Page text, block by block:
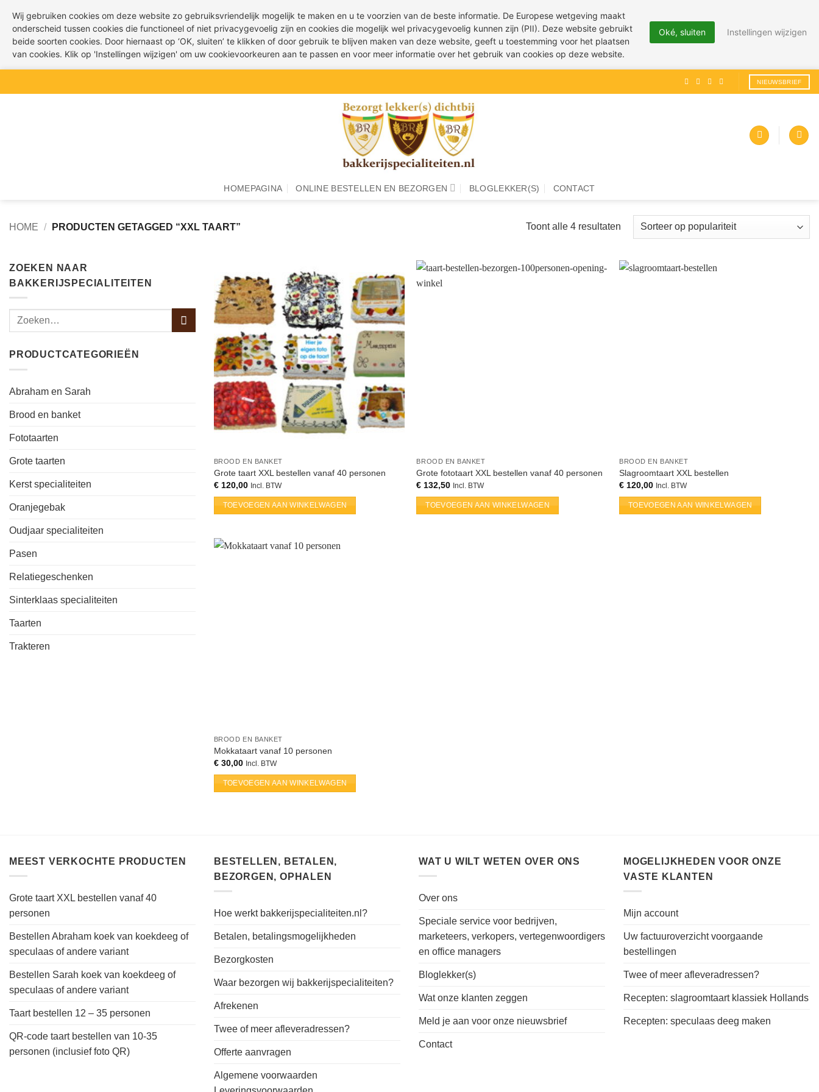
naar
NIEUWSBRIEF
HOMEPAGINA ONLINE BESTELLEN EN BEZORGEN BLOGLEKKER(S) CONTACT
HOME / PRODUCTEN GETAGGED “XXL TAART” Toont alle 4 resultatenGesorteerd
ZOEKEN NAAR
BAKKERIJSPECIALITEITEN
PRODUCTCATEGORIEËN
Abraham en Sarah
Brood en banket
Fototaarten
Grote taarten
Kerst specialiteiten
Oranjegebak
Oudjaar specialiteiten
Pasen
Relatiegeschenken
Sinterklaas specialiteiten
Taarten
Trakteren
BROOD EN BANKET
Grote taart XXL bestellen vanaf 40 personen
€120,00 Incl. BTW
TOEVOEGEN AAN WINKELWAGEN
BROOD EN BANKET
Grote fototaart XXL bestellen vanaf 40 personen
€ 132,50 Incl. BTW
TOEVOEGEN AAN WINKELWAGEN
BROOD EN BANKET
Slagroomtaart XXL bestellen
€ 120,00 Incl. BTW
TOEVOEGEN AAN WINKELWAGEN
BROOD EN BANKET
Mokkataart vanaf 10 personen
€30,00 Incl. BTW
TOEVOEGEN AAN WINKELWAGEN
MEEST VERKOCHTE PRODUCTEN
Grote taart XXL bestellen vanaf 40
personen
Bestellen Abraham koek van koekdeeg of
speculaas of andere variant
Bestellen Sarah koek van koekdeeg of
speculaas of andere variant
Taart bestellen 12 – 35 personen
QR-code taart bestellen van 10-35
personen (inclusief foto QR)
BESTELLEN, BETALEN,
BEZORGEN, OPHALEN
Hoe werkt bakkerijspecialiteiten.nl?
Betalen, betalingsmogelijkheden
Bezorgkosten
Waar bezorgen wij bakkerijspecialiteiten?
Afrekenen
Twee of meer afleveradressen?
Offerte aanvragen
Algemene voorwaarden
WAT U WILT WETEN OVER ONS
Over ons
Speciale service voor bedrijven,
marketeers, verkopers, vertegenwoordigers
en office managers
Bloglekker(s)
Wat onze klanten zeggen
Meld je aan voor onze nieuwsbrief
Contact
MOGELIJKHEDEN VOOR ONZE
VASTE KLANTEN
Mijn account
Uw factuuroverzicht voorgaande
bestellingen
Twee of meer afleveradressen?
Recepten: slagroomtaart klassiek Hollands
Recepten: speculaas deeg maken
Wij gebruiken cookies om deze website zo gebruiksvriendelijk mogelijk te maken en u te voorzien van de beste informatie. De Europese wetgeving maakt
onderscheid tussen cookies die functioneel of niet privacygevoelig zijn en cookies die mogelijk wel privacygevoelig kunnen zijn (PII). Deze website gebruikt
beide soorten cookies. Door hiernaast op ‘OK, sluiten’ te klikken of door gebruik te blijven maken van deze website, geeft u toestemming voor het plaatsen
van cookies. Klik op 'Instellingen wijzigen' om uw cookievoorkeuren aan te passen en voor meer informatie over het gebruik van cookies op deze website.
Oké, sluiten Instellingen wijzigen